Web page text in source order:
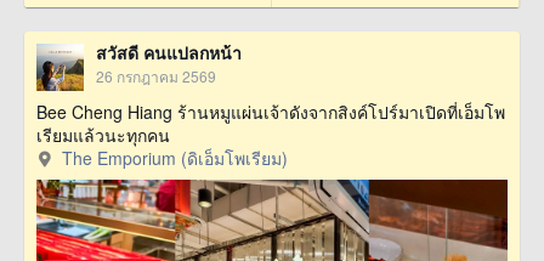
สวัสดี คนแปลกหน้า
26 กรกฎาคม 2569
Bee Cheng Hiang ร้านหมูแผ่นเจ้าดังจากสิงค์โปร์มาเปิดที่เอ็มโพ
เรียมแล้วนะทุกคน
The Emporium (ดิเอ็มโพเรียม)